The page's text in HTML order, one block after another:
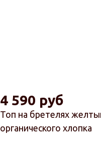
Топ на бретелях
органического хлопка
4 590 руб